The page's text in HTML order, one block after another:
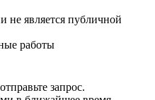
не является публичной
работы
запрос.